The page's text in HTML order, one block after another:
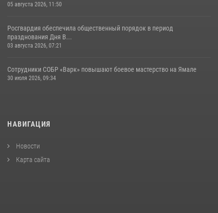
05 августа 2026, 11:50
Росгвардия обеспечила общественный порядок в период
празднования Дня В...
03 августа 2026, 07:21
Сотрудники СОБР «Варк» повышают боевое мастерство на Ямале
30 июля 2026, 09:34
НАВИГАЦИЯ
Новости
Карта сайта